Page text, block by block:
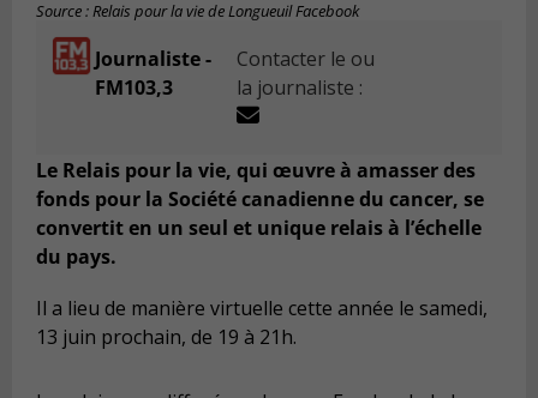
Source : Relais pour la vie de Longueuil Facebook
Journaliste -
FM103,3
Contacter le ou
la journaliste :
Le Relais pour la vie, qui œuvre à amasser des
fonds pour la Société canadienne du cancer, se
convertit en un seul et unique relais à l’échelle
du pays.
Il a lieu de manière virtuelle cette année le samedi,
13 juin prochain, de 19 à 21h.